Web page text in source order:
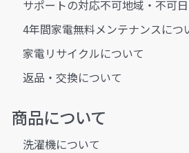
サポートの対応不可地域・不可
4年間家電無料メンテナンスにつ
家電リサイクルについて
返品・交換について
商品について
洗濯機について